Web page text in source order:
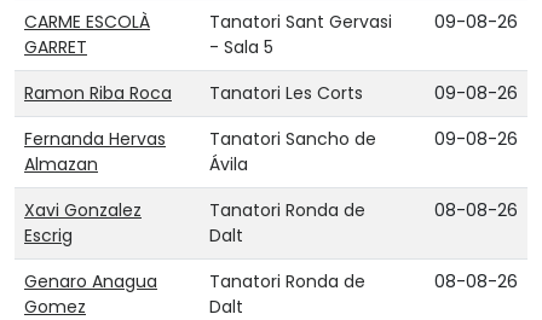
CARME ESCOLÀ
GARRET
Tanatori Sant Gervasi
- Sala 5
09-08-26
Ramon Riba Roca Tanatori Les Corts
09-08-26
Fernanda Hervas
Almazan
Tanatori Sancho de
Ávila
09-08-26
Xavi Gonzalez
Escrig
Tanatori Ronda de
Dalt
08-08-26
Genaro Anagua
Gomez
Tanatori Ronda de
Dalt
08-08-26